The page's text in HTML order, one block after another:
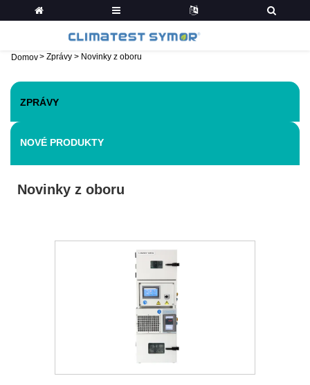
Domov> Zprávy > Novinky z oboru
ZPRÁVY
NOVÉ PRODUKTY
Novinky z oboru